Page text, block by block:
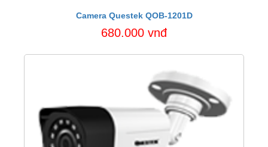
Camera Questek QOB-1201D
680.000 vnđ